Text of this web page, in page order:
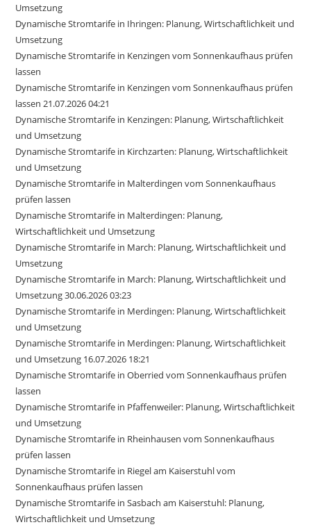
Umsetzung
Dynamische Stromtarife in Ihringen: Planung, Wirtschaftlichkeit und
Umsetzung
Dynamische Stromtarife in Kenzingen vom Sonnenkaufhaus prüfen
lassen
Dynamische Stromtarife in Kenzingen vom Sonnenkaufhaus prüfen
lassen 21.07.2026 04:21
Dynamische Stromtarife in Kenzingen: Planung, Wirtschaftlichkeit
und Umsetzung
Dynamische Stromtarife in Kirchzarten: Planung, Wirtschaftlichkeit
und Umsetzung
Dynamische Stromtarife in Malterdingen vom Sonnenkaufhaus
prüfen lassen
Dynamische Stromtarife in Malterdingen: Planung,
Wirtschaftlichkeit und Umsetzung
Dynamische Stromtarife in March: Planung, Wirtschaftlichkeit und
Umsetzung
Dynamische Stromtarife in March: Planung, Wirtschaftlichkeit und
Umsetzung 30.06.2026 03:23
Dynamische Stromtarife in Merdingen: Planung, Wirtschaftlichkeit
und Umsetzung
Dynamische Stromtarife in Merdingen: Planung, Wirtschaftlichkeit
und Umsetzung 16.07.2026 18:21
Dynamische Stromtarife in Oberried vom Sonnenkaufhaus prüfen
lassen
Dynamische Stromtarife in Pfaffenweiler: Planung, Wirtschaftlichkeit
und Umsetzung
Dynamische Stromtarife in Rheinhausen vom Sonnenkaufhaus
prüfen lassen
Dynamische Stromtarife in Riegel am Kaiserstuhl vom
Sonnenkaufhaus prüfen lassen
Dynamische Stromtarife in Sasbach am Kaiserstuhl: Planung,
Wirtschaftlichkeit und Umsetzung